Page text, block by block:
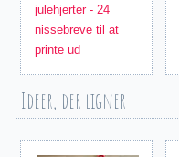
julehjerter - 24
nissebreve til at
printe ud
Ideer, der ligner